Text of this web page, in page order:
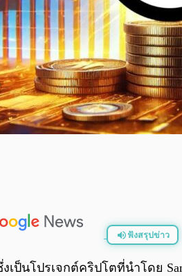
ฟังสรุปข่าว
งเป็นโปรเจกต์คริปโตที่นำโดย